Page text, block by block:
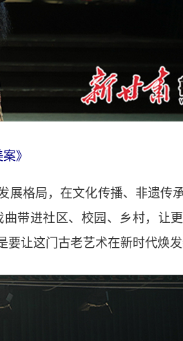
》
格局，在文化传播、非遗传
带进社区、校园、乡村，让
要让这门古老艺术在新时代焕